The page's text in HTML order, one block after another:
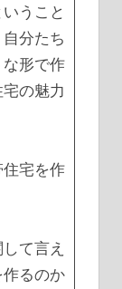
うこと
分たち
形で作
の魅力
宅を作
て言え
るのか